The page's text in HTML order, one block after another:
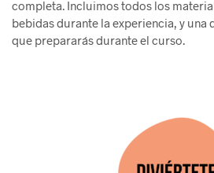
completa. Incluimos todos los
bebidas durante la experiencia, y una
que prepararás durante el curso.